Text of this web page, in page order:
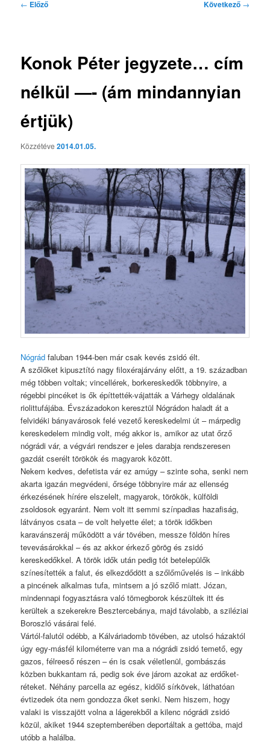
Bejegyzés
← Előző Következő →
Konok Péter jegyzete… cím
nélkül —- (ám mindannyian
értjük)
Közzétéve2014.01.05.
Nógrádfaluban 1944-ben már csak kevés zsidó élt.
A szőlőket kipusztító nagy filoxérajárvány előtt, a 19. században
még többen voltak; vincellérek, borkereskedők többnyire, a
régebbi pincéket is ők építtették-vájatták a Várhegy oldalának
riolittufájába. Évszázadokon keresztül Nógrádon haladt át a
felvidéki bányavárosok felé vezető kereskedelmi út – márpedig
kereskedelem mindig volt, még akkor is, amikor az utat őrző
nógrádi vár, a végvári rendszer e jeles darabja rendszeresen
gazdát cserélt törökök és magyarok között.
Nekem kedves, defetista vár ez amúgy – szinte soha, senki nem
akarta igazán megvédeni, őrsége többnyire már az ellenség
érkezésének hírére elszelelt, magyarok, törökök, külföldi
zsoldosok egyaránt. Nem volt itt semmi színpadias hazafiság,
látványos csata – de volt helyette élet; a török időkben
karavánszeráj működött a vár tövében, messze földön híres
tevevásárokkal – és az akkor érkező görög és zsidó
kereskedőkkel. A török idők után pedig tót betelepülők
színesítették a falut, és elkezdődött a szőlőművelés is – inkább
a pincének alkalmas tufa, mintsem a jó szőlő miatt. Józan,
mindennapi fogyasztásra való tömegborok készültek itt és
kerültek a szekerekre Besztercebánya, majd távolabb, a sziléziai
Boroszló vásárai felé.
Vártól-falutól odébb, a Kálváriadomb tövében, az utolsó házaktól
úgy egy-másfél kilométerre van ma a nógrádi zsidó temető, egy
gazos, félreeső részen – én is csak véletlenül, gombászás
közben bukkantam rá, pedig sok éve járom azokat az erdőket-
réteket. Néhány parcella az egész, kidőlő sírkövek, láthatóan
évtizedek óta nem gondozza őket senki. Nem hiszem, hogy
valaki is visszajött volna a lágerekből a kilenc nógrádi zsidó
közül, akiket 1944 szeptemberében deportáltak a gettóba, majd
utóbb a halálba.